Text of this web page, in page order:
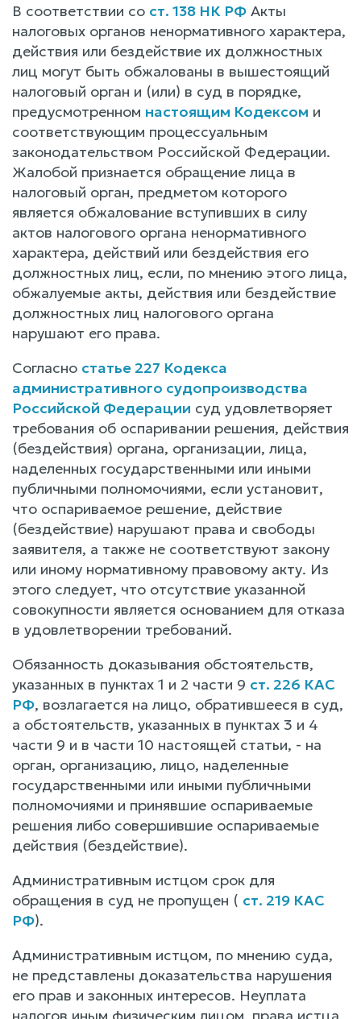
В соответствии со ст. 138 НК РФ Акты
налоговых органов ненормативного характера,
действия или бездействие их должностных
лиц могут быть обжалованы в вышестоящий
налоговый орган и (или) в суд в порядке,
предусмотренном настоящим Кодексом и
соответствующим процессуальным
законодательством Российской Федерации.
Жалобой признается обращение лица в
налоговый орган, предметом которого
является обжалование вступивших в силу
актов налогового органа ненормативного
характера, действий или бездействия его
должностных лиц, если, по мнению этого лица,
обжалуемые акты, действия или бездействие
должностных лиц налогового органа
нарушают его права.
Согласно статье 227 Кодекса
административного судопроизводства
Российской Федерации суд удовлетворяет
требования об оспаривании решения, действия
(бездействия) органа, организации, лица,
наделенных государственными или иными
публичными полномочиями, если установит,
что оспариваемое решение, действие
(бездействие) нарушают права и свободы
заявителя, а также не соответствуют закону
или иному нормативному правовому акту. Из
этого следует, что отсутствие указанной
совокупности является основанием для отказа
в удовлетворении требований.
Обязанность доказывания обстоятельств,
указанных в пунктах 1 и 2 части 9 ст. 226 КАС
РФ, возлагается на лицо, обратившееся в суд,
а обстоятельств, указанных в пунктах 3 и 4
части 9 и в части 10 настоящей статьи, - на
орган, организацию, лицо, наделенные
государственными или иными публичными
полномочиями и принявшие оспариваемые
решения либо совершившие оспариваемые
действия (бездействие).
Административным истцом срок для
обращения в суд не пропущен ( ст. 219 КАС
РФ).
Административным истцом, по мнению суда,
не представлены доказательства нарушения
его прав и законных интересов. Неуплата
налогов иным физическим лицом, права истца